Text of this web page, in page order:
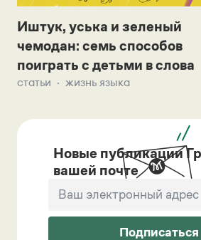
Иштук, уська и зеленый
чемодан: семь способов
поиграть с детьми в слова
статьи жизнь языка
Новые публикации
вашей почте
Подписаться